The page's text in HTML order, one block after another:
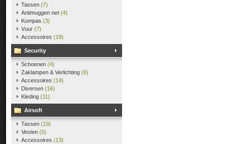
Tassen (7)
Antimuggen net (4)
Kompas (3)
Vuur (7)
Accessoires (19)
Security
Schoenen (4)
Zaklampen & Verlichting (6)
Accessoires (14)
Diversen (16)
Kleding (11)
Airsoft
Tassen (19)
Vesten (5)
Accessoires (13)